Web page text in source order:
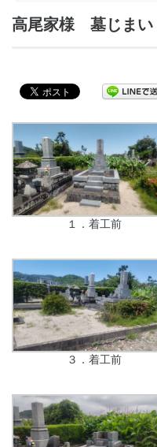
高尾家様 墓じまい
１．着工前
３．着工前